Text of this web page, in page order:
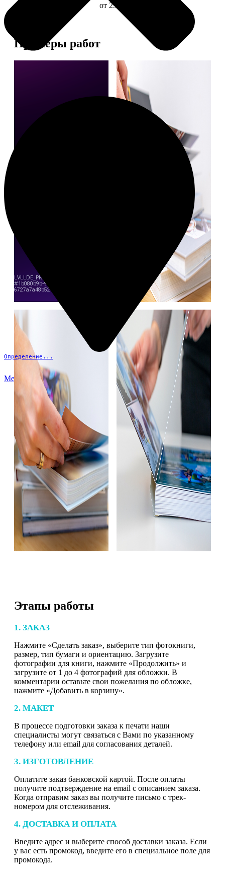
Определение...
Меню
ФотоКниги "Софт"
от 2990
Примеры работ
Этапы работы
1. ЗАКАЗ
Нажмите «Сделать заказ», выберите тип фотокниги,
размер, тип бумаги и ориентацию. Загрузите
фотографии для книги, нажмите «Продолжить» и
загрузите от 1 до 4 фотографий для обложки. В
комментарии оставьте свои пожелания по обложке,
нажмите «Добавить в корзину».
2. МАКЕТ
В процессе подготовки заказа к печати наши
специалисты могут связаться с Вами по указанному
телефону или email для согласования деталей.
3. ИЗГОТОВЛЕНИЕ
Оплатите заказ банковской картой. После оплаты
получите подтверждение на email с описанием заказа.
Когда отправим заказ вы получите письмо с трек-
номером для отслеживания.
4. ДОСТАВКА И ОПЛАТА
Введите адрес и выберите способ доставки заказа. Если
у вас есть промокод, введите его в специальное поле для
промокода.